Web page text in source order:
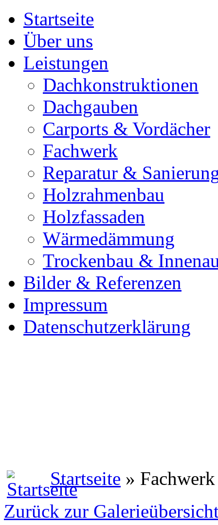
Startseite
Über uns
Leistungen
Dachkonstruktionen
Dachgauben
Carports & Vordächer
Fachwerk
Reparatur &
Holzrahmenbau
Holzfassaden
Wärmedämmung
Trockenbau &
Bilder & Referenzen
Impressum
Datenschutzerklärung
Startseite » Fachwerk
Zurück zur